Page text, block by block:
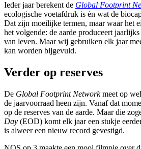
Ieder jaar berekent de Global Footprint
ecologische voetafdruk is én wat de
Dat zijn moeilijke termen, maar waar het
het volgende: de aarde produceert
van leven. Maar wij gebruiken elk jaar
kan worden bijgevuld.
Verder op reserves
De Global Footprint Networkmeet op
de jaarvoorraad heen zijn. Vanaf dat
op de reserves van de aarde. Maar die
Day (EOD) komt elk jaar een stukje
is alweer een nieuw record gevestigd.